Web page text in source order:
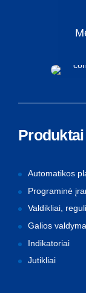
Produktai
Automatikos
Programinė
Valdikliai,
Galios
Indikatoriai
Jutikliai